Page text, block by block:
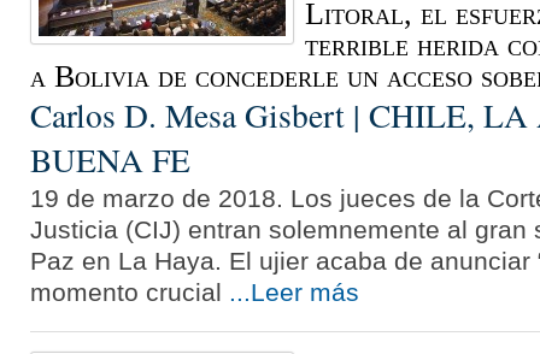
Litoral, el
terrible herida
a Bolivia de concederle un acceso
Carlos D. Mesa Gisbert | CHILE,
BUENA FE
19 de marzo de 2018. Los jueces de la
Justicia (CIJ) entran solemnemente al gran
Paz en La Haya. El ujier acaba de anunciar
momento crucial ...Leer más